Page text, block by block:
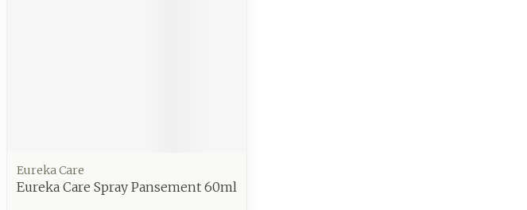
Eureka Care
Eureka Care Spray Pansement 60ml